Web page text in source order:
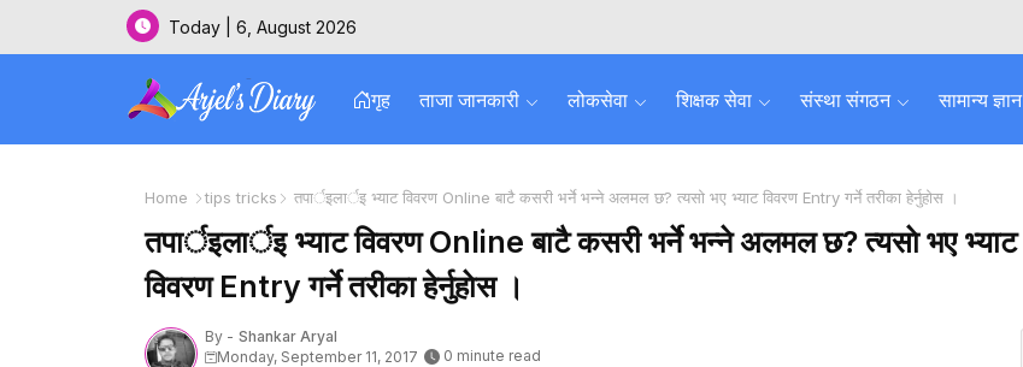
Today | 6, August 2026
गृह ताजा जानकारी लोकसेवा शिक्षक सेवा संस्था संगठन सामान्य ज्ञान
Home tips tricks तपार्इलार्इ भ्याट विवरण Online बाटै कसरी भर्ने भन्ने अलमल छ? त्यसाे भए भ्याट विवरण Entry गर्ने तरीका हेर्नुहाेस ।
तपार्इलार्इ भ्याट विवरण Online बाटै कसरी भर्ने भन्ने अलमल छ? त्यसाे भए भ्याट
विवरण Entry गर्ने तरीका हेर्नुहाेस ।
By - Shankar Aryal
Monday, September 11, 2017
0 minute read